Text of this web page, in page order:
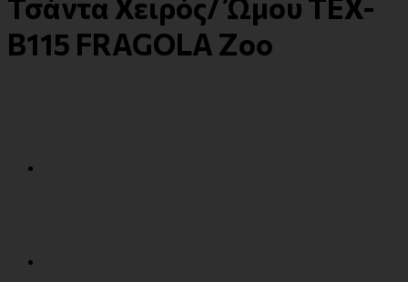
Τσάντα Χειρός/ Ώμου TEX-
B115 FRAGOLA Zoo